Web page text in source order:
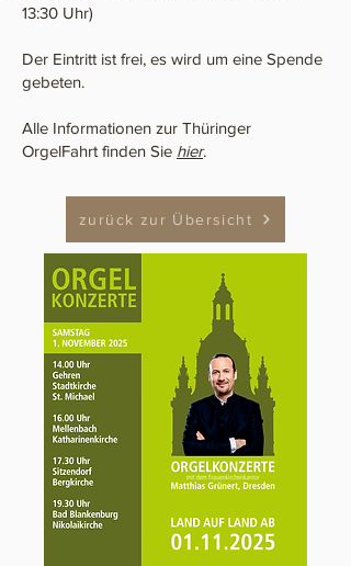
13:30 Uhr)
Der Eintritt ist frei, es wird um eine Spende
gebeten.
Alle Informationen zur Thüringer
OrgelFahrt finden Sie hier.
zurück zur Übersicht